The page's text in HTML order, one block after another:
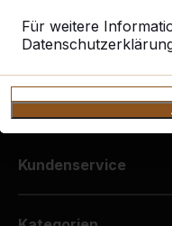
Für weitere
+49 212 934 77 25
info@HeBlad.de
Kundenservice